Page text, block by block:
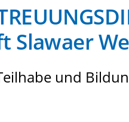
Slawaer
und